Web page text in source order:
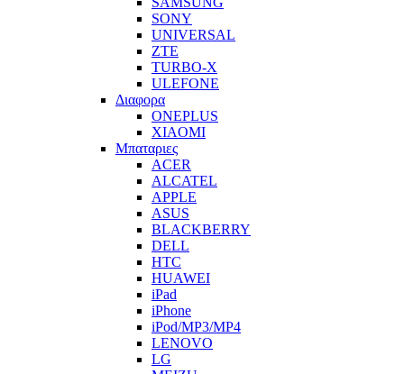
SONY
UNIVERSAL
ZTE
TURBO-X
ULEFONE
Διαφορα
ONEPLUS
XIAOMI
Μπαταριες
ACER
ALCATEL
APPLE
ASUS
BLACKBERRY
DELL
HTC
HUAWEI
iPad
iPhone
iPod/MP3/MP4
LENOVO
LG